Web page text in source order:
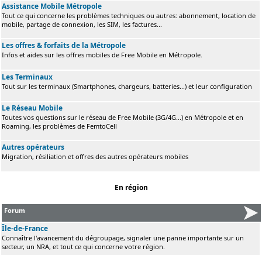
Assistance Mobile Métropole
Tout ce qui concerne les problèmes techniques ou autres: abonnement, location de
mobile, partage de connexion, les SIM, les factures...
Les offres & forfaits de la Métropole
Infos et aides sur les offres mobiles de Free Mobile en Métropole.
Les Terminaux
Tout sur les terminaux (Smartphones, chargeurs, batteries...) et leur configuration
Le Réseau Mobile
Toutes vos questions sur le réseau de Free Mobile (3G/4G...) en Métropole et en
Roaming, les problèmes de FemtoCell
Autres opérateurs
Migration, résiliation et offres des autres opérateurs mobiles
En région
Forum
Île-de-France
Connaître l'avancement du dégroupage, signaler une panne importante sur un
secteur, un NRA, et tout ce qui concerne votre région.